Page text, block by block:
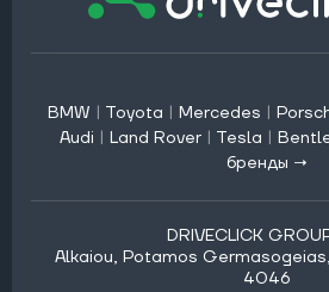
BMW | Toyota | Mercedes |
Audi | Land Rover | Tesla |
бренды →
DRIVECLICK
Alkaiou, Potamos
4046